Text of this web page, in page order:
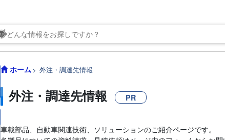
ホーム 外注・調達先情報
外注・調達先情報 PR
車載部品、自動車関連技術、ソリューションのご紹介ページです。